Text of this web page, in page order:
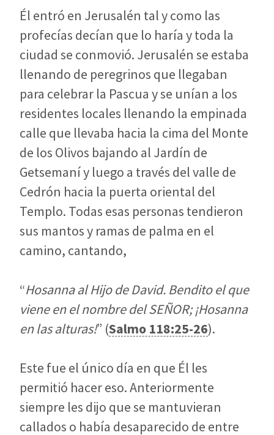
Él entró en Jerusalén tal y como las
profecías decían que lo haría y toda la
ciudad se conmovió. Jerusalén se estaba
llenando de peregrinos que llegaban
para celebrar la Pascua y se unían a los
residentes locales llenando la empinada
calle que llevaba hacia la cima del Monte
de los Olivos bajando al Jardín de
Getsemaní y luego a través del valle de
Cedrón hacia la puerta oriental del
Templo. Todas esas personas tendieron
sus mantos y ramas de palma en el
camino, cantando,
“Hosanna al Hijo de David. Bendito el que
viene en el nombre del SEÑOR; ¡Hosanna
en las alturas!” (Salmo 118:25-26).
Este fue el único día en que Él les
permitió hacer eso. Anteriormente
siempre les dijo que se mantuvieran
callados o había desaparecido de entre